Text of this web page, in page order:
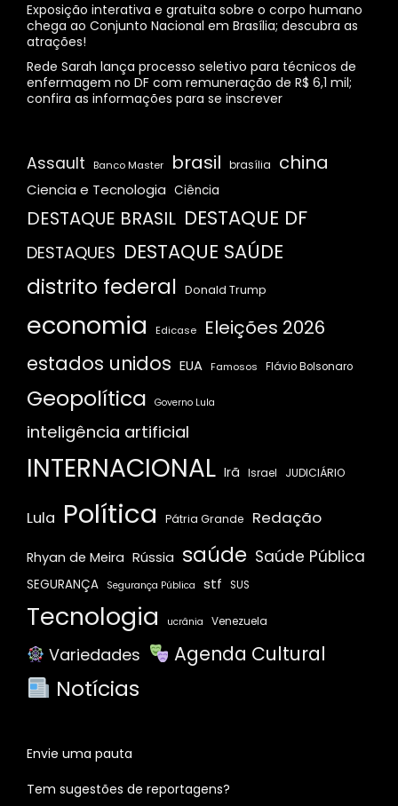
Exposição interativa e gratuita sobre o corpo humano
chega ao Conjunto Nacional em Brasília; descubra as
atrações!
Rede Sarah lança processo seletivo para técnicos de
enfermagem no DF com remuneração de R$ 6,1 mil;
confira as informações para se inscrever
Assault Banco Master brasil brasília china
Ciencia e Tecnologia Ciência
DESTAQUE BRASIL DESTAQUE DF
DESTAQUES DESTAQUE SAÚDE
distrito federal Donald Trump
economia Edicase Eleições 2026
estados unidos EUA Famosos Flávio Bolsonaro
Geopolítica Governo Lula
inteligência artificial
INTERNACIONAL Irã Israel JUDICIÁRIO
Lula Política Pátria Grande Redação
Rhyan de Meira Rússia saúde Saúde Pública
SEGURANÇA Segurança Pública stf SUS
Tecnologia ucrânia Venezuela
Variedades Agenda Cultural
Notícias
Envie uma pauta
Tem sugestões de reportagens?